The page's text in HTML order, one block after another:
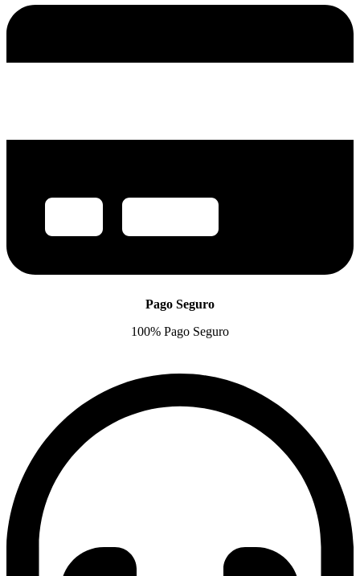
Pago Seguro
100% Pago Seguro